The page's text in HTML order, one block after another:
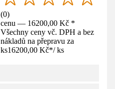
(0)
cenu — 16200,00 Kč *
Všechny ceny vč. DPH a bez
nákladů na přepravu za
ks16200,00 Kč*/ ks